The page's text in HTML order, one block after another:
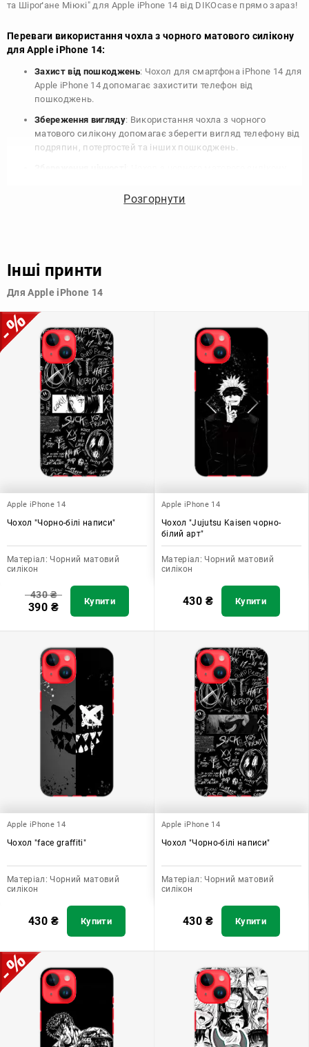
та Шіроґане Міюкі" для Apple iPhone 14 від DIKOcase прямо зараз!
Переваги використання чохла з чорного матового силікону
для Apple iPhone 14:
Захист від пошкоджень: Чохол для смартфона iPhone 14 для
Apple iPhone 14 допомагає захистити телефон від
пошкоджень.
Збереження вигляду: Використання чохла з чорного
матового силікону допомагає зберегти вигляд телефону від
подряпин, потертостей та інших пошкоджень.
телефону, що особливо важливо для людей, які планують
особистому смаку.
Узагалі, чохол для телефону - це дуже корисний аксесуар, який
додати зручності в користуванні.
Розгорнути
Інші принти
Для Apple iPhone 14
Apple iPhone 14
Чохол "Чорно-білі написи"
Матеріал: Чорний матовий
силікон
430₴
390 ₴ Купити
Apple iPhone 14
Чохол "Jujutsu Kaisen чорно-
білий арт"
Матеріал: Чорний матовий
силікон
430 ₴ Купити
Apple iPhone 14
Чохол "face graffiti"
Матеріал: Чорний матовий
силікон
430 ₴ Купити
Apple iPhone 14
Чохол "Чорно-білі написи"
Матеріал: Чорний матовий
силікон
430 ₴ Купити